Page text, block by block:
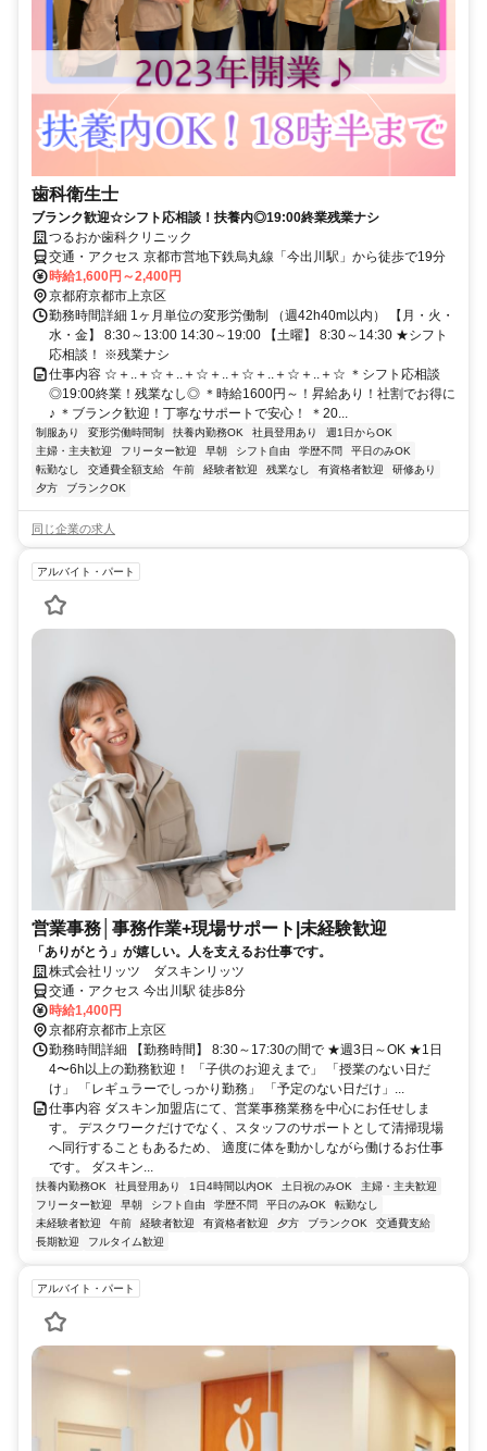
歯科衛生士
ブランク歓迎☆シフト応相談！扶養内◎19:00終業残業ナシ
つるおか歯科クリニック
交通・アクセス 京都市営地下鉄烏丸線「今出川駅」から徒歩で19分
時給1,600円～2,400円
京都府京都市上京区
勤務時間詳細 1ヶ月単位の変形労働制 （週42h40m以内） 【月・火・
水・金】 8:30～13:00 14:30～19:00 【土曜】 8:30～14:30 ★シフト
応相談！ ※残業ナシ
仕事内容 ☆＋..＋☆＋..＋☆＋..＋☆＋..＋☆＋..＋☆ ＊シフト応相談
◎19:00終業！残業なし◎ ＊時給1600円～！昇給あり！社割でお得に
♪ ＊ブランク歓迎！丁寧なサポートで安心！ ＊20...
制服あり 変形労働時間制 扶養内勤務OK 社員登用あり
週1日からOK
主婦・主夫歓迎
フリーター歓迎 早朝 シフト自由 学歴不問
平日のみOK
転勤なし
交通費全額支給 午前 経験者歓迎 残業なし 有資格者歓迎
研修あり
夕方
ブランクOK
同じ企業の求人
アルバイト・パート
営業事務│事務作業+現場サポート|未経験歓迎
「ありがとう」が嬉しい。人を支えるお仕事です。
株式会社リッツ ダスキンリッツ
交通・アクセス 今出川駅 徒歩8分
時給1,400円
京都府京都市上京区
勤務時間詳細 【勤務時間】 8:30～17:30の間で ★週3日～OK ★1日
4〜6h以上の勤務歓迎！ 「子供のお迎えまで」 「授業のない日だ
け」 「レギュラーでしっかり勤務」 「予定のない日だけ」...
仕事内容 ダスキン加盟店にて、営業事務業務を中心にお任せしま
す。 デスクワークだけでなく、スタッフのサポートとして清掃現場
へ同行することもあるため、 適度に体を動かしながら働けるお仕事
です。 ダスキン...
扶養内勤務OK 社員登用あり 1日4時間以内OK 土日祝のみOK
主婦・主夫歓迎
フリーター歓迎
早朝 シフト自由 学歴不問 平日のみOK
転勤なし
未経験者歓迎
午前 経験者歓迎 有資格者歓迎 夕方 ブランクOK
交通費支給
長期歓迎
フルタイム歓迎
アルバイト・パート